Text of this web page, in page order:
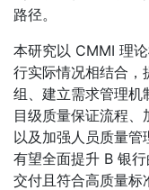
路径。
本研究以 CMMI 理
行实际情况相结合，
组、建立需求管理机
目级质量保证流程
以及加强人员质量管
有望全面提升 B 银
交付且符合高质量标